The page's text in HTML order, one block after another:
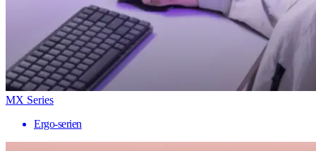
MX Series
Ergo-serien